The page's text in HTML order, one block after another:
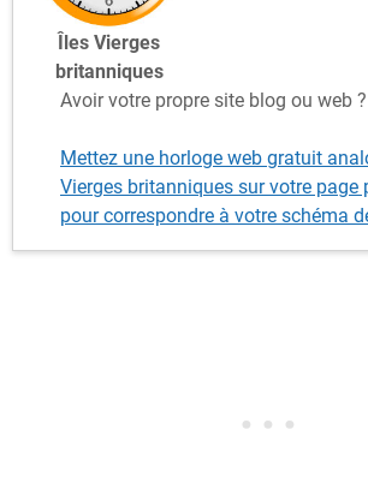
Îles Vierges
britanniques
Avoir votre propre site blog ou web ?
Mettez une horloge web gratuit
Vierges britanniques sur votre page
pour correspondre à votre schéma